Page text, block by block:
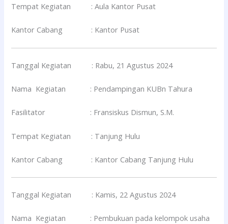
Tempat Kegiatan : Aula Kantor Pusat
Kantor Cabang : Kantor Pusat
Tanggal Kegiatan : Rabu, 21 Agustus 2024
Nama Kegiatan : Pendampingan KUBn Tahura
Fasilitator : Fransiskus Dismun, S.M.
Tempat Kegiatan : Tanjung Hulu
Kantor Cabang : Kantor Cabang Tanjung Hulu
Tanggal Kegiatan : Kamis, 22 Agustus 2024
Nama Kegiatan : Pembukuan pada kelompok usaha